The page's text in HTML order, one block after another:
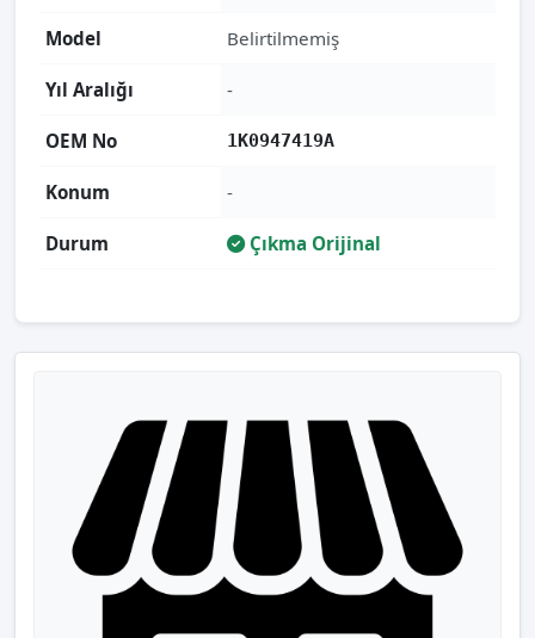
Model Belirtilmemiş
Yıl Aralığı -
OEM No 1K0947419A
Konum -
Durum Çıkma Orijinal